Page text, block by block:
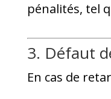
pénalités, tel
3. Défaut
En cas de